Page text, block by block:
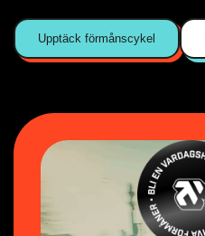
Upptäck förmånscykel